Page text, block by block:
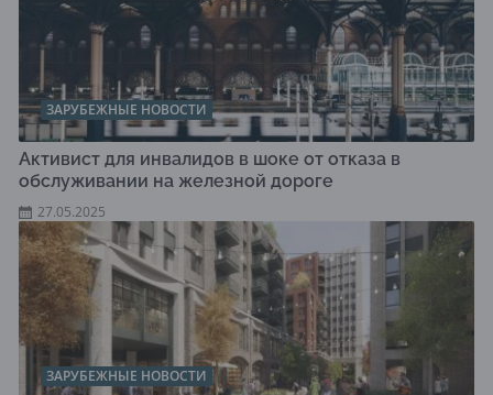
ЗАРУБЕЖНЫЕ НОВОСТИ
Активист для инвалидов в шоке от отказа в
обслуживании на железной дороге
27.05.2025
ЗАРУБЕЖНЫЕ НОВОСТИ